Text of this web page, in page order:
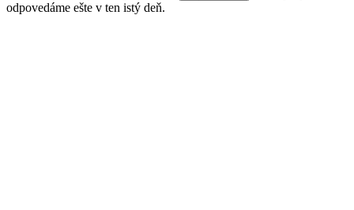
odpovedáme ešte v ten istý deň.